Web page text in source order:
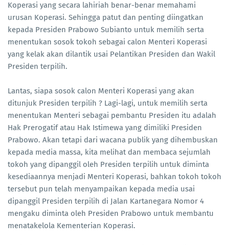
Koperasi yang secara lahiriah benar-benar memahami
urusan Koperasi. Sehingga patut dan penting diingatkan
kepada Presiden Prabowo Subianto untuk memilih serta
menentukan sosok tokoh sebagai calon Menteri Koperasi
yang kelak akan dilantik usai Pelantikan Presiden dan Wakil
Presiden terpilih.
Lantas, siapa sosok calon Menteri Koperasi yang akan
ditunjuk Presiden terpilih ? Lagi-lagi, untuk memilih serta
menentukan Menteri sebagai pembantu Presiden itu adalah
Hak Prerogatif atau Hak Istimewa yang dimiliki Presiden
Prabowo. Akan tetapi dari wacana publik yang dihembuskan
kepada media massa, kita melihat dan membaca sejumlah
tokoh yang dipanggil oleh Presiden terpilih untuk diminta
kesediaannya menjadi Menteri Koperasi, bahkan tokoh tokoh
tersebut pun telah menyampaikan kepada media usai
dipanggil Presiden terpilih di Jalan Kartanegara Nomor 4
mengaku diminta oleh Presiden Prabowo untuk membantu
menatakelola Kementerian Koperasi.